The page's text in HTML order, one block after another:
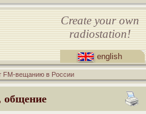
Create your own
radiostation!
english
FM-вещанию в России
общение